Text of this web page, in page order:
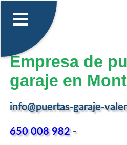
Empresa de
garaje en
info@puertas-garaje-
650 008 982-